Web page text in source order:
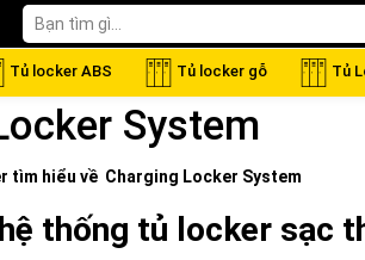
Tủ locker ABS Tủ locker gỗ Tủ
System
tìm hiểu về Charging Locker System
thống tủ locker sạc